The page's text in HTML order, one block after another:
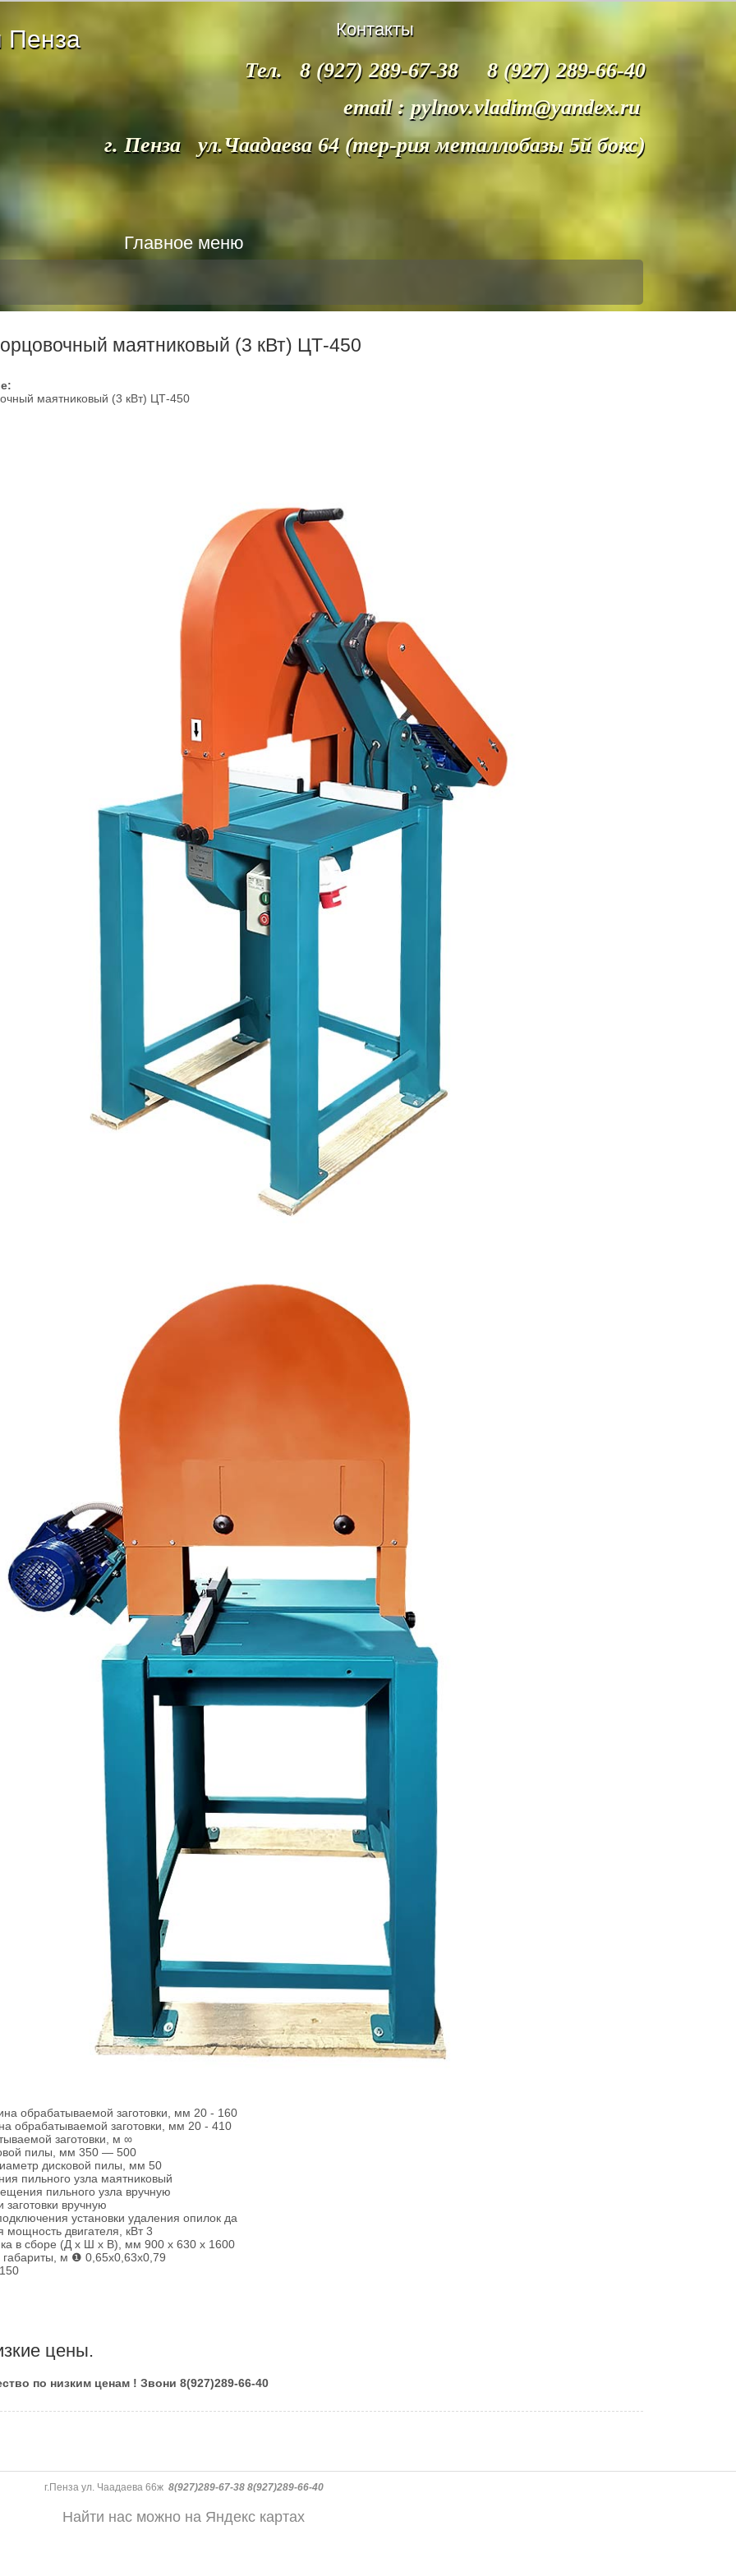
Контакты
Тел. 8 (927) 289-67-38 8 (927) 289-66-40
email : pylnov.vladim@yandex.ru
г. Пенза ул.Чаадаева 64 (тер-рия металлобазы 5й бокс)
Пенза
Главное меню
маятниковый (3 кВт) ЦТ-450
маятниковый (3 кВт) ЦТ-450
обраба­тываемой заготовки, мм 20 - 160
обраба­тываемой заготовки, мм 20 - 410
заготовки, м ∞
пилы, мм 350 — 500
дисковой пилы, мм 50
пильного узла маят­нико­вый
пильного узла вруч­ную
вруч­ную
установки удаления опилок да
мощность двигателя, кВт 3
в сборе (Д х Ш х В), мм 900 х 630 х 1600
габариты, м ❶ 0,65х0,63х0,79
цены.
по низким ценам ! Звони 8(927)289-66-40
г.Пенза ул. Чаадаева 66ж 8(927)289-67-38 8(927)289-66-40
Найти нас можно на Яндекс картах